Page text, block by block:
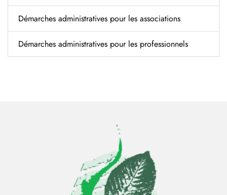
Démarches administratives pour les associations
Démarches administratives pour les professionnels